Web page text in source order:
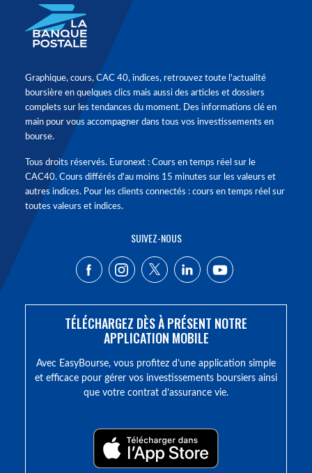
Graphique, cours, CAC 40, indices, retrouvez toute l'actualité
boursière en quelques clics mais aussi des articles et dossiers
complets sur les tendances du moment. Des informations clé en
main pour vous accompagner dans tous vos investissements en
bourse.
Tous droits réservés. Euronext : Cours en temps réel sur le
CAC40. Cours différés d'au moins 15 minutes sur les valeurs et
autres indices. Pour les clients connectés : cours en temps réel sur
toutes valeurs et indices.
SUIVEZ-NOUS
TÉLÉCHARGEZ DÈS À PRÉSENT NOTRE
APPLICATION MOBILE
Avec EasyBourse, vous profitez d’une application simple
et efficace pour gérer vos investissements boursiers ainsi
que votre contrat d’assurance vie.